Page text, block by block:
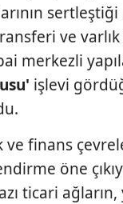
ve
merkezli
işlevi
ve finans
öne
ticari ağların,